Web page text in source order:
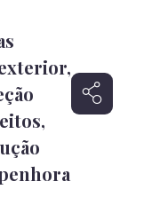
,
,